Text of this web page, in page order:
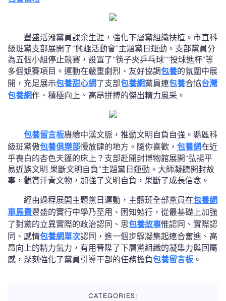
豐盛活潑黨員課余生涯，強化下層黨組織扶植。市直科
級班黨支部展開了“興趣活動會”主題黨日運動。支部黨員分
為五個小組停止競賽，設置了“筷子夾乒乓球”“投球進杯”等
多個競賽項目。運動在嚴重劇烈、友好協調包養的氛圍中展
開，充足展示包養甜心網了支部包養網黨員連包養合協台灣
包養網作、積極向上、高昂拼搏的傑出精力風采。
包養留言板賡續中漢文脈，推動文明自負自強。縣區科
級班黨傲包養俱樂部慢放肆的地方。隨你喜歡， 包養網在近
乎喪白的杏色天篷的床上？支部赴開封博物館展開“弘揚平
易近族文明 果斷文明自負”主題黨日運動。大師凝聽開封故
事，觀賞汗青文物，加強了文明自負，果斷了成長信念。
經由過程展開主題黨日運動，主體班全部黨員在包養網
車馬費豐盛的實行中學乃至用、困知勉行，從最基礎上加強
了對黨的立異實際的政治認同、思包養故事惟認同、實際認
同、感情包養網單次認同，進一個步驟凝集起連合奮進、高
昂向上的精力氣力，有用晉陞了下層黨組織的凝集力與回屬
感，深刻強化了黨員引導干部的任務擔負包養留言板 。
CATEGORIES: